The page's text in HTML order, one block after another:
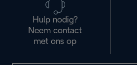
Hulp nodig?
Neem contact
met ons op